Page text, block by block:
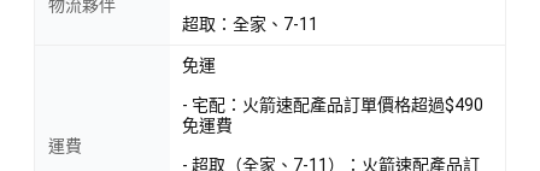
物流夥伴
超取：全家、7-11
運費
免運
- 宅配：火箭速配產品訂單價格超過$490
免運費
- 超取（全家、7-11）：火箭速配產品訂